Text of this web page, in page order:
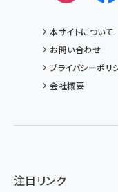
本サイトについて
お問い合わせ
プライバシーポリ
会社概要
注目リンク